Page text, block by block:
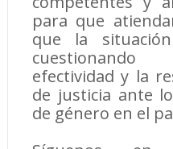
para que
que la
efectividad y la
de justicia ante
de género en el